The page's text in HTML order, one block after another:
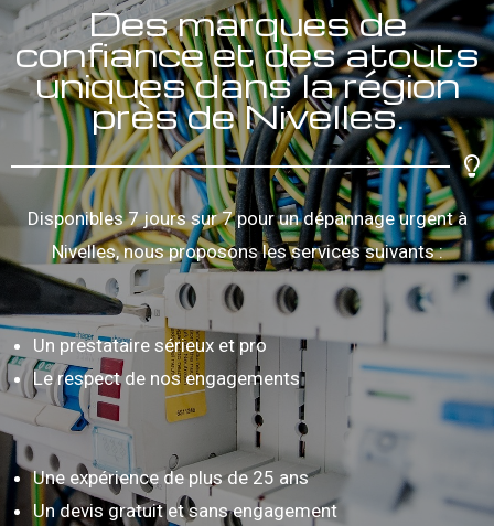
Des marques de
confiance et des atouts
uniques dans la région
près de Nivelles.
Disponibles 7 jours sur 7 pour un dépannage urgent à
Nivelles, nous proposons les services suivants :
Un prestataire sérieux et pro
Le respect de nos engagements
Une expérience de plus de 25 ans
Un devis gratuit et sans engagement